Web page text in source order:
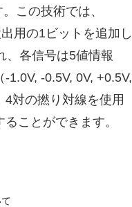
この技術では、
用の1ビットを追加し
、各信号は5値情報
1.0V, -0.5V, 0V, +0.5V,
対の撚り対線を使用
ことができます。